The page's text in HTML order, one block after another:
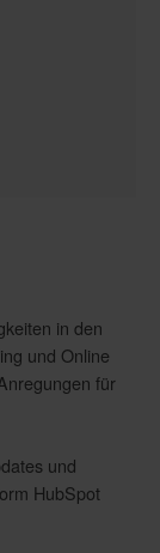
in den
und Online
für
und
HubSpot